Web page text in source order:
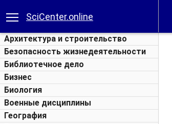
SciCenter.online
Архитектура и строительство
Безопасность жизнедеятельности
Библиотечное дело
Бизнес
Биология
Военные дисциплины
География